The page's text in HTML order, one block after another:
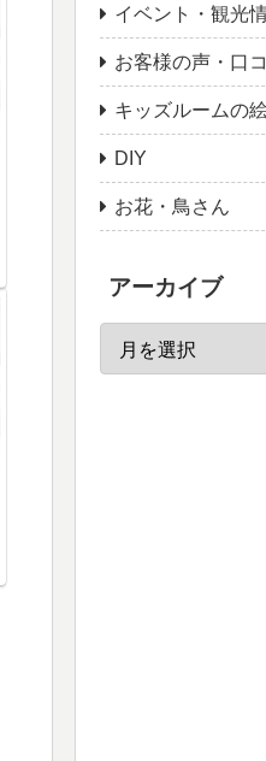
イベント・観光
お客様の声・口
キッズルームの
DIY
お花・鳥さん
アーカイブ